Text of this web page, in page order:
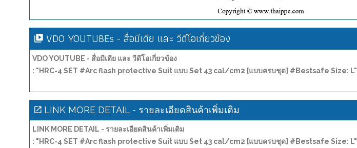
VDO YOUTUBEs - สื่อมีเดีย และ วีดีโอเกี่ยวข้อง
VDO YOUTUBE - สื่อมีเดีย และ วีดีโอเกี่ยวข้อง
: "HRC-4 SET #Arc flash protective Suit แบบ Set 43 cal/cm2 [แบบครบชุด] #Bestsafe Size: L"
LINK MORE DETAIL - รายละเอียดสินค้าเพิ่มเติม
LINK MORE DETAIL - รายละเอียดสินค้าเพิ่มเติม
: "HRC-4 SET #Arc flash protective Suit แบบ Set 43 cal/cm2 [แบบครบชุด] #Bestsafe Size: L"